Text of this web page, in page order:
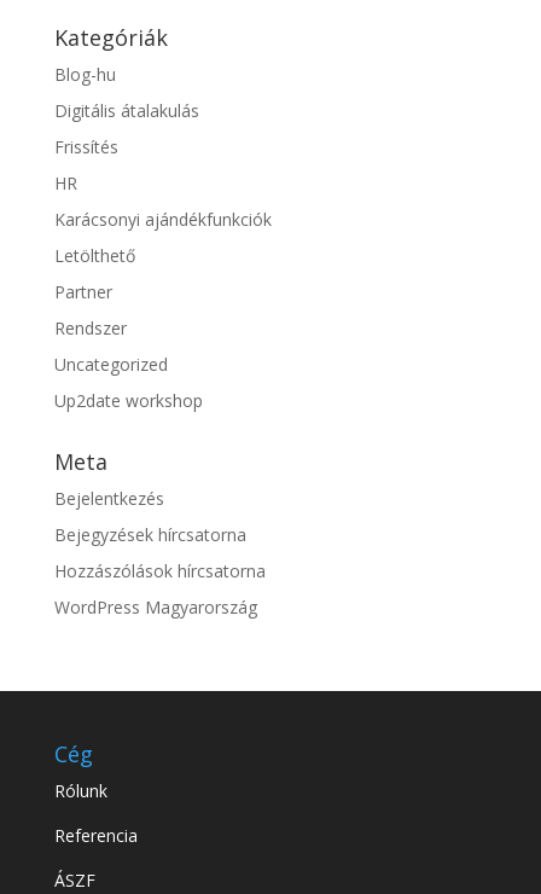
Kategóriák
Blog-hu
Digitális átalakulás
Frissítés
HR
Karácsonyi ajándékfunkciók
Letölthető
Partner
Rendszer
Uncategorized
Up2date workshop
Meta
Bejelentkezés
Bejegyzések hírcsatorna
Hozzászólások hírcsatorna
WordPress Magyarország
Cég
Rólunk
Referencia
ÁSZF